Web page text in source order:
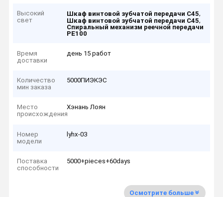
Высокий
свет
Шкаф винтовой зубчатой передачи C45,
Шкаф винтовой зубчатой передачи C45,
Спиральный механизм реечной передачи
PE100
Время
доставки
день 15 работ
Количество
мин заказа
5000ПИЭКЭС
Место
происхождения
Хэнань Лоян
Номер
модели
lyhx-03
Поставка
способности
5000+pieces+60days
Осмотрите больше